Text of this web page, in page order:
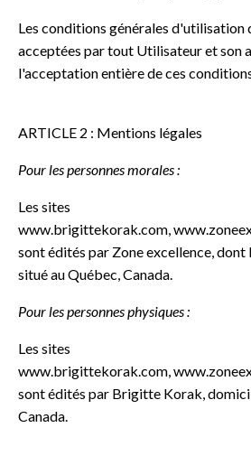
Les conditions générales d'utilisation
acceptées par tout Utilisateur et son
l'acceptation entière de ces
ARTICLE 2 : Mentions légales
Pour les personnes morales :
Les sites
www.brigittekorak.com,
sont édités par Zone excellence, dont
situé au Québec, Canada.
Pour les personnes physiques :
Les sites
www.brigittekorak.com,
sont édités par Brigitte Korak,
Canada.